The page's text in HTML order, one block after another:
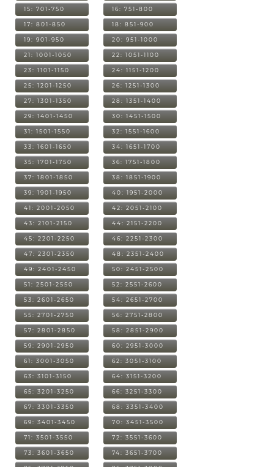
15: 701-750 16: 751-800
17: 801-850 18: 851-900
19: 901-950 20: 951-1000
21: 1001-1050 22: 1051-1100
23: 1101-1150 24: 1151-1200
25: 1201-1250 26: 1251-1300
27: 1301-1350 28: 1351-1400
29: 1401-1450 30: 1451-1500
31: 1501-1550 32: 1551-1600
33: 1601-1650 34: 1651-1700
35: 1701-1750 36: 1751-1800
37: 1801-1850 38: 1851-1900
39: 1901-1950 40: 1951-2000
41: 2001-2050 42: 2051-2100
43: 2101-2150 44: 2151-2200
45: 2201-2250 46: 2251-2300
47: 2301-2350 48: 2351-2400
49: 2401-2450 50: 2451-2500
51: 2501-2550 52: 2551-2600
53: 2601-2650 54: 2651-2700
55: 2701-2750 56: 2751-2800
57: 2801-2850 58: 2851-2900
59: 2901-2950 60: 2951-3000
61: 3001-3050 62: 3051-3100
63: 3101-3150 64: 3151-3200
65: 3201-3250 66: 3251-3300
67: 3301-3350 68: 3351-3400
69: 3401-3450 70: 3451-3500
71: 3501-3550 72: 3551-3600
73: 3601-3650 74: 3651-3700